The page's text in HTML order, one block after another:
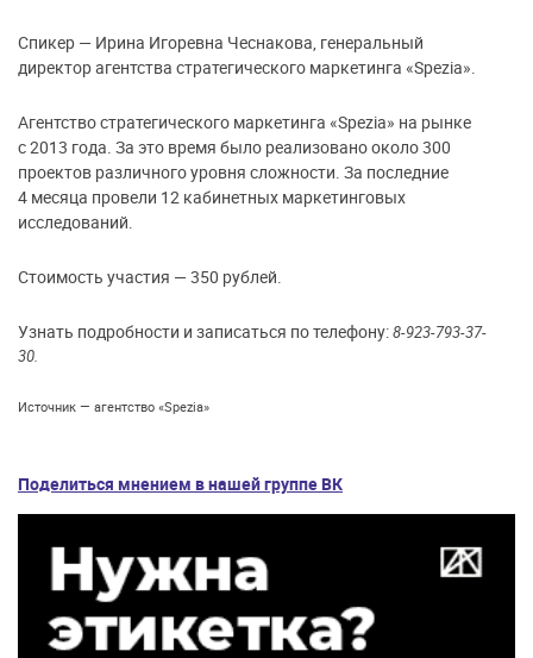
Спикер — Ирина Игоревна Чеснакова, генеральный
директор агентства стратегического маркетинга «Spezia».
Агентство стратегического маркетинга «Spezia» на рынке
с 2013 года. За это время было реализовано около 300
проектов различного уровня сложности. За последние
4 месяца провели 12 кабинетных маркетинговых
исследований.
Стоимость участия — 350 рублей.
Узнать подробности и записаться по телефону:8-923-793-37-
30.
Источник — агентство «Spezia»
Поделиться мнением в нашей группе ВК